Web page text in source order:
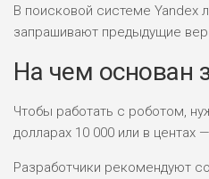
В поисковой системе Yandex
запрашивают предыдущие
На чем основан
Чтобы работать с роботом,
долларах 10 000 или в центах
Разработчики рекомендуют